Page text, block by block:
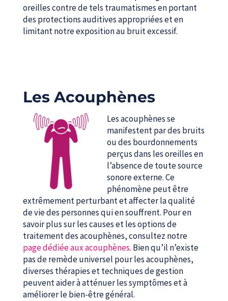
oreilles contre de tels traumatismes en portant
des protections auditives appropriées et en
limitant notre exposition au bruit excessif.
Les Acouphènes
Les acouphènes se
manifestent par des bruits
ou des bourdonnements
perçus dans les oreilles en
l’absence de toute source
sonore externe. Ce
phénomène peut être
extrêmement perturbant et affecter la qualité
de vie des personnes qui en souffrent. Pour en
savoir plus sur les causes et les options de
traitement des acouphènes, consultez notre
page dédiée aux acouphènes. Bien qu’il n’existe
pas de remède universel pour les acouphènes,
diverses thérapies et techniques de gestion
peuvent aider à atténuer les symptômes et à
améliorer le bien-être général.